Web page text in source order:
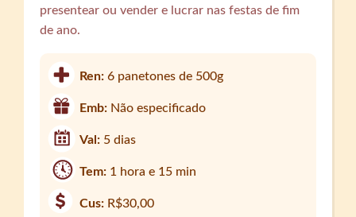
presentear ou vender e lucrar nas festas de fim
de ano.
Ren:6 panetones de 500g
Emb: Não especificado
Val: 5 dias
Tem: 1 hora e 15 min
Cus: R$30,00